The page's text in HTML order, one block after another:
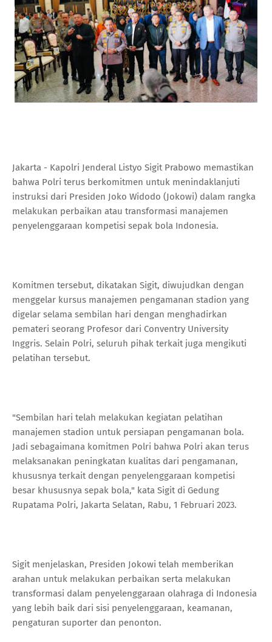
Jakarta - Kapolri Jenderal Listyo Sigit Prabowo memastikan
bahwa Polri terus berkomitmen untuk menindaklanjuti
instruksi dari Presiden Joko Widodo (Jokowi) dalam rangka
melakukan perbaikan atau transformasi manajemen
penyelenggaraan kompetisi sepak bola Indonesia.
Komitmen tersebut, dikatakan Sigit, diwujudkan dengan
menggelar kursus manajemen pengamanan stadion yang
digelar selama sembilan hari dengan menghadirkan
pemateri seorang Profesor dari Conventry University
Inggris. Selain Polri, seluruh pihak terkait juga mengikuti
pelatihan tersebut.
"Sembilan hari telah melakukan kegiatan pelatihan
manajemen stadion untuk persiapan pengamanan bola.
Jadi sebagaimana komitmen Polri bahwa Polri akan terus
melaksanakan peningkatan kualitas dari pengamanan,
khususnya terkait dengan penyelenggaraan kompetisi
besar khususnya sepak bola," kata Sigit di Gedung
Rupatama Polri, Jakarta Selatan, Rabu, 1 Februari 2023.
Sigit menjelaskan, Presiden Jokowi telah memberikan
arahan untuk melakukan perbaikan serta melakukan
transformasi dalam penyelenggaraan olahraga di Indonesia
yang lebih baik dari sisi penyelenggaraan, keamanan,
pengaturan suporter dan penonton.